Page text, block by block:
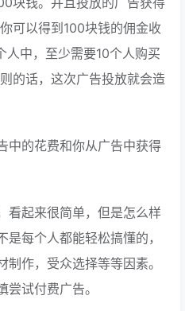
可以得到100块钱的佣金收
中，至少需要10个人购买
的话，这次广告投放就会造
中的花费和你从广告中获得
看起来很简单，但是怎么样
每个人都能轻松搞懂的，
作，受众选择等等因素。
试付费广告。